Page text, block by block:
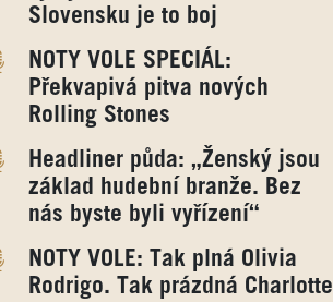
Slovensku je to boj
NOTY VOLE SPECIÁL:
Překvapivá pitva nových
Rolling Stones
Headliner půda: „Ženský jsou
základ hudební branže. Bez
nás byste byli vyřízení“
NOTY VOLE: Tak plná Olivia
Rodrigo. Tak prázdná Charlotte